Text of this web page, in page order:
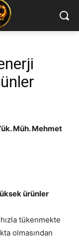
Müh. Mehmet
ürünler
tükenmekte
olmasından